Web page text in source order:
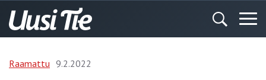
Raamattu 9.2.2022